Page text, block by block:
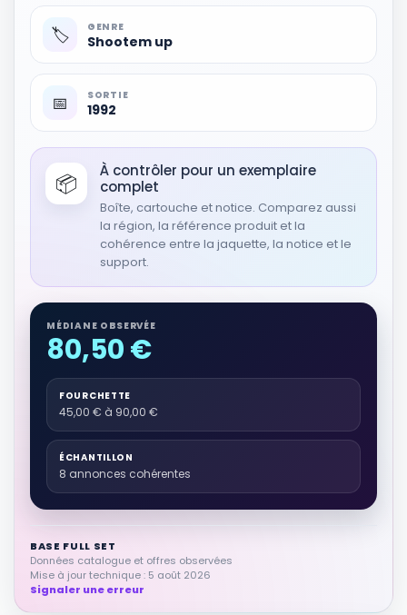
🏷️ GENRE
Shootem up
📅 SORTIE
1992
📦
À contrôler pour un exemplaire
complet
Boîte, cartouche et notice. Comparez aussi
la région, la référence produit et la
cohérence entre la jaquette, la notice et le
support.
MÉDIANE OBSERVÉE
80,50 €
FOURCHETTE
45,00 € à 90,00 €
ÉCHANTILLON
8 annonces cohérentes
BASE FULL SET
Données catalogue et offres observées
Mise à jour technique : 5 août 2026
Signaler une erreur